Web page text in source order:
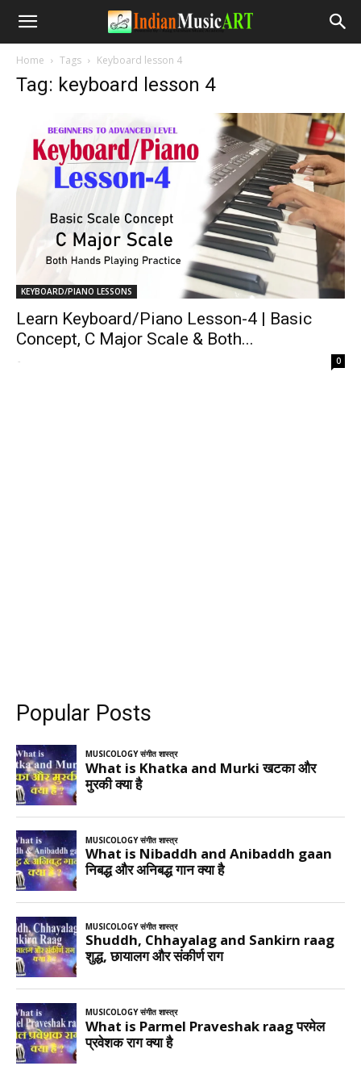
Home Tags Keyboard lesson 4
Tag: keyboard lesson 4
KEYBOARD/PIANO LESSONS
Learn Keyboard/Piano Lesson-4 | Basic
Concept, C Major Scale & Both...
- 0
Popular Posts